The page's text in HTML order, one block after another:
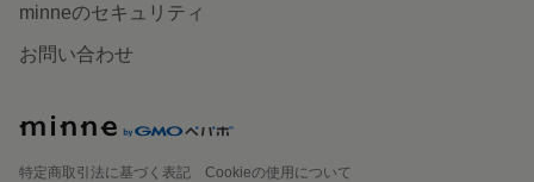
minneのセキュリティ
お問い合わせ
特定商取引法に基づく表記
Cookieの使用について